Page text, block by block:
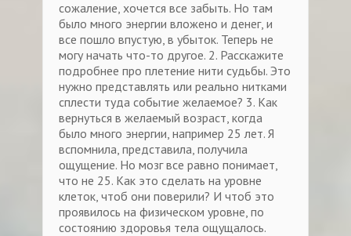
сожаление, хочется все забыть. Но там
было много энергии вложено и денег, и
все пошло впустую, в убыток. Теперь не
могу начать что-то другое. 2. Расскажите
подробнее про плетение нити судьбы. Это
нужно представлять или реально нитками
сплести туда событие желаемое? 3. Как
вернуться в желаемый возраст, когда
было много энергии, например 25 лет. Я
вспомнила, представила, получила
ощущение. Но мозг все равно понимает,
что не 25. Как это сделать на уровне
клеток, чтоб они поверили? И чтоб это
проявилось на физическом уровне, по
состоянию здоровья тела ощущалось.